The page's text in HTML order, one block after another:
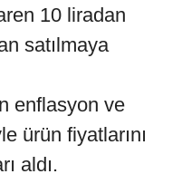
10 liradan
satılmaya
enflasyon ve
ürün fiyatlarını
aldı.